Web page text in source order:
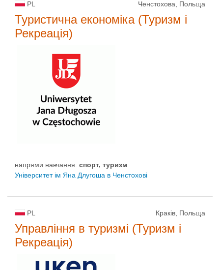
PL Ченстохова, Польща
Туристична економіка (Туризм і
Рекреація)
напрями навчання: спорт, туризм
Університет ім Яна Длугоша в Ченстохові
PL Краків, Польща
Управління в туризмі (Туризм і
Рекреація)